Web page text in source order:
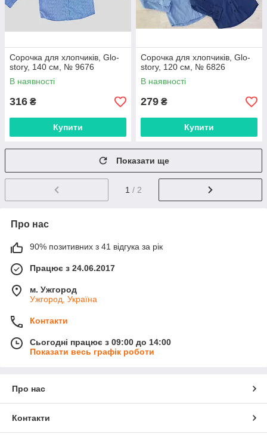
Сорочка для хлопчиків, Glo-
story, 140 см, № 9676
В наявності
316 ₴
Купити
Сорочка для хлопчиків, Glo-
story, 120 см, № 6826
В наявності
279 ₴
Купити
Показати ще
1 / 2
Про нас
90% позитивних з 41 відгука за рік
Працює з 24.06.2017
м. Ужгород
Ужгород, Україна
Контакти
Сьогодні працює з 09:00 до 14:00
Показати весь графік роботи
Про нас
Контакти